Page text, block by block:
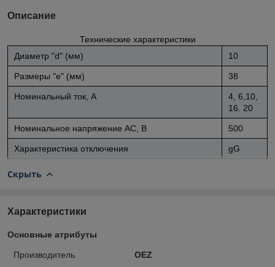
Описание
Технические характеристики
Диаметр "d" (мм)
10
Размеры "е" (мм) 38
Номинальный ток, А
4, 6,10,
16. 20
Номинальное напряжение АС, В 500
Характеристика отключения gG
Скрыть
Характеристики
Основные атрибуты
Производитель
OEZ